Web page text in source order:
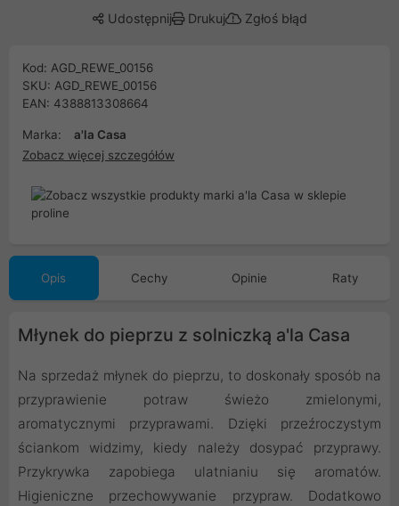
Udostępnij Drukuj Zgłoś błąd
Kod: AGD_REWE_00156
SKU: AGD_REWE_00156
EAN: 4388813308664
Marka:
a'la Casa
Zobacz więcej szczegółów
Opis Cechy Opinie Raty
Młynek do pieprzu z solniczką a'la Casa
Na sprzedaż młynek do pieprzu, to doskonały sposób na
przyprawienie potraw świeżo zmielonymi,
aromatycznymi przyprawami. Dzięki przeźroczystym
ściankom widzimy, kiedy należy dosypać przyprawy.
Przykrywka zapobiega ulatnianiu się aromatów.
Higieniczne przechowywanie przypraw. Dodatkowo